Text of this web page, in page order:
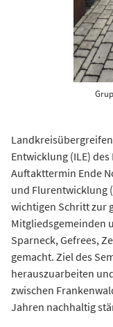
Entwicklung (ILE)
Auftakttermin Ende
und Flurentwicklung
wichtigen Schritt zur
Mitgliedsgemeinden
Sparneck, Gefrees,
gemacht. Ziel des
herauszuarbeiten
zwischen
Jahren nachhaltig